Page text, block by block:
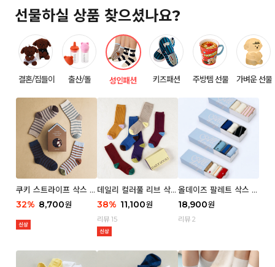
선물하실 상품 찾으셨나요?
결혼/집들이 출산/돌 성인패션 키즈패션 주방템 선물 가벼운 선물
쿠키 스트라이프 삭스 우
먼 2P
32% 8,700원
데일리 컬러풀 리브 삭스
우먼 3P 세트
38% 11,100원
리뷰 15
올데이즈 팔레트 삭스 우
먼 5P
18,900원
리뷰 2